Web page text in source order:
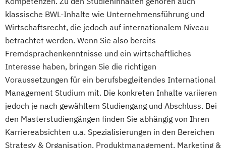
Management (DE/EN) Marketing
Marketing und digitale Medien
Marketingmanagement Maschinenbau
Master of Business Administration (DE/EN)
Mechatronik
Mediendesign
Medieninformatik
Medienmanagement
Medizinische Informatik
Medizintechnik
Modemanagement
Nachhaltiges Management New Work
Nachhaltigkeitsmanagement
Online Marketing
Personalpsychologie und Human Resource
Management
Pflege
Pharmamanagement und -technologie
Praxis- und Versorgungsmanagement
Prozess- und Projektmanagement
Psychologie Pädagogik
Sales Management & Strategy
klassische BWL-Inhalte wie Unternehmensführung und
Wirtschaftsrecht, die jedoch auf internationalem Niveau
betrachtet werden. Wenn Sie also bereits
Fremdsprachenkenntnisse und ein wirtschaftliches
Interesse haben, bringen Sie die richtigen
Voraussetzungen für ein berufsbegleitendes International
Management Studium mit. Die konkreten Inhalte variieren
jedoch je nach gewähltem Studiengang und Abschluss. Bei
den Masterstudiengängen finden Sie abhängig von Ihren
Karriereabsichten u.a. Spezialisierungen in den Bereichen
Strategy & Organisation, Produktmanagement, Marketing &